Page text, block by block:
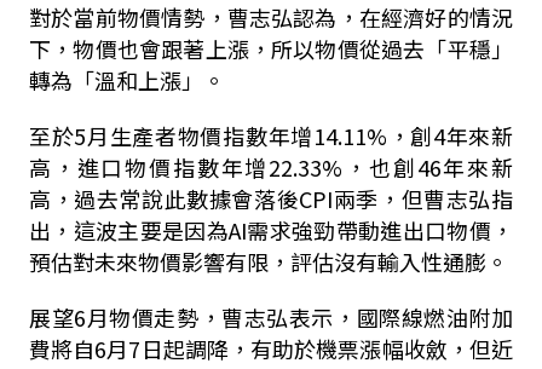
對於當前物價情勢，曹志弘認為，在經濟好的情況
下，物價也會跟著上漲，所以物價從過去「平穩」
轉為「溫和上漲」。
至於5月生產者物價指數年增14.11%，創4年來新
高，進口物價指數年增22.33%，也創46年來新
高，過去常說此數據會落後CPI兩季，但曹志弘指
出，這波主要是因為AI需求強勁帶動進出口物價，
預估對未來物價影響有限，評估沒有輸入性通膨。
展望6月物價走勢，曹志弘表示，國際線燃油附加
費將自6月7日起調降，有助於機票漲幅收斂，但近